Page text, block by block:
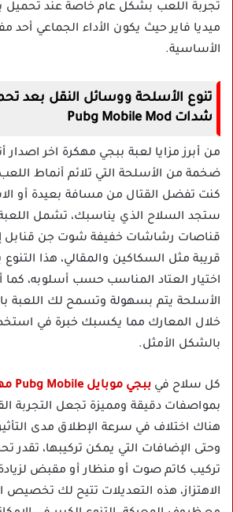
تجربة اللعب بشكل عام خاصة عند تحميل
ميديا فاير حيث يكون الأداء الجماعي أحد
الأساسية.
تنوع الأسلحة ووسائل النقل بعد
شدات Pubg Mobile Mod
من أبرز مزايا لعبة ببجي مهكرة اخر
ضخمة من الأسلحة التي تلائم أنماط
كنت تفضل القتال من مسافة بعيدة أو
ستجد السلاح الذي يناسبك، تشمل
قناصات رشاشات خفيفة شوت جن قنابل
قريبة مثل السكاكين والمقالي، هذا
اختيار العتاد المناسب حسب أسلوبه، كما
الأسلحة يتم بسهولة وتسمح لك اللعبة
خلال المعارك مما يكسبك خبرة في
بالشكل الأمثل.
كل سلاح في ببجي موبايل Pubg Mobile مهكرة
بمواصفات دقيقة ومميزة تجعل التجربة
هناك اختلاف في سرعة الإطلاق مدى التأثير
وحتى الإضافات التي يمكن تركيبها، تقدر
تركيب كاتم صوت أو منظار أو مقبض
الاهتزاز، هذه التعديلات تتيح لك تخصيص